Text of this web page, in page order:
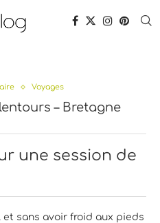
Voyages
– Bretagne
une session de
et sans avoir froid aux pieds